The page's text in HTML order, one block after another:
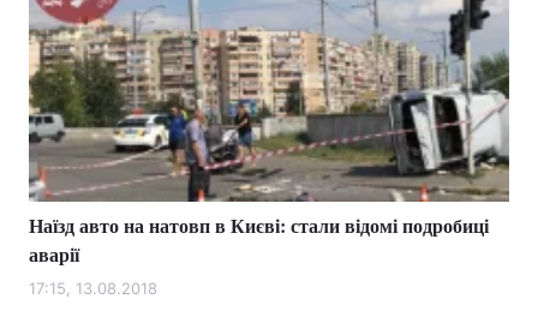
Наїзд авто на натовп в Києві: стали відомі подробиці
аварії
17:15, 13.08.2018